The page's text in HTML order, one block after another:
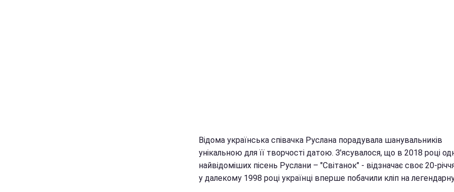
Відома українська співачка Руслана порадувала шанувальників
унікальною для її творчості датою. З'ясувалося, що в 2018 році
найвідоміших пісень Руслани – "Світанок" - відзначає своє 20-
у далекому 1998 році українці вперше побачили кліп на